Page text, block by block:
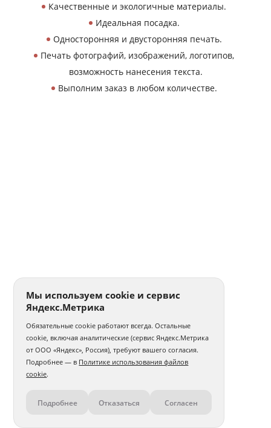
Качественные и экологичные материалы.
Идеальная посадка.
Односторонняя и двусторонняя печать.
Печать фотографий, изображений, логотипов,
возможность нанесения текста.
Выполним заказ в любом количестве.
Контакты
Мы используем cookie и сервис
Яндекс.Метрика
Обязательные cookie работают всегда. Остальные
cookie, включая аналитические (сервис Яндекс.Метрика
от ООО «Яндекс», Россия), требуют вашего согласия.
Подробнее — в Политике использования файлов
cookie.
Подробнее Отказаться Согласен